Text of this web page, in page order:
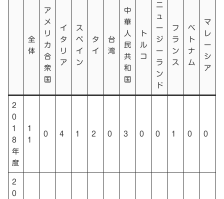
全
体
ア
メ
リ
カ
合
衆
国
イ
タ
リ
ア
ス
ペ
イ
ン
タ
イ
台
湾
中
華
人
民
共
和
国
ト
ル
コ
ニ
ュ
ー
ジ
ー
ラ
ン
ド
フ
ラ
ン
ス
ベ
ト
ナ
ム
マ
レ
ー
シ
ア
2
0
1
8
年
度
1
1
0 4 1 2 0 3 0 0 1 0 0
2
0